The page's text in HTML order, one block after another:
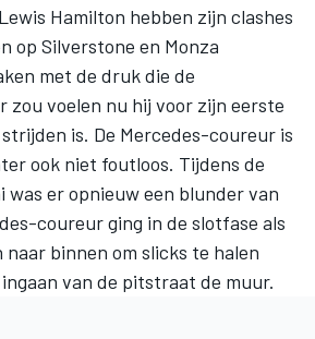
Lewis Hamilton hebben zijn clashes
op Silverstone en Monza
met de druk die de
zou voelen nu hij voor zijn eerste
is. De Mercedes-coureur is
ook niet foutloos. Tijdens de
was er opnieuw een blunder van
coureur ging in de slotfase als
binnen om slicks te halen
van de pitstraat de muur.